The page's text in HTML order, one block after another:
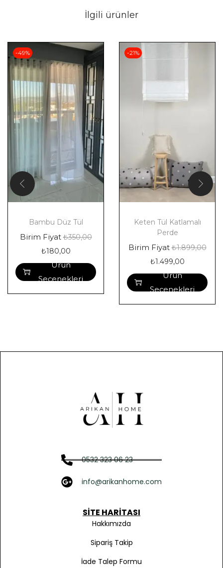
İlgili ürünler
-49%
Bambu Düz Tül
Birim Fiyat₺350,00
₺180,00
Ürün
Seçenekleri
-21%
Keten Tül Katlamalı
Perde
Birim Fiyat₺1.899,00
₺1.499,00
Ürün
Seçenekleri
0532 323 06 23
info@arikanhome.com
SITE HARITASI
Hakkımızda
Sipariş Takip
İade Talep Formu